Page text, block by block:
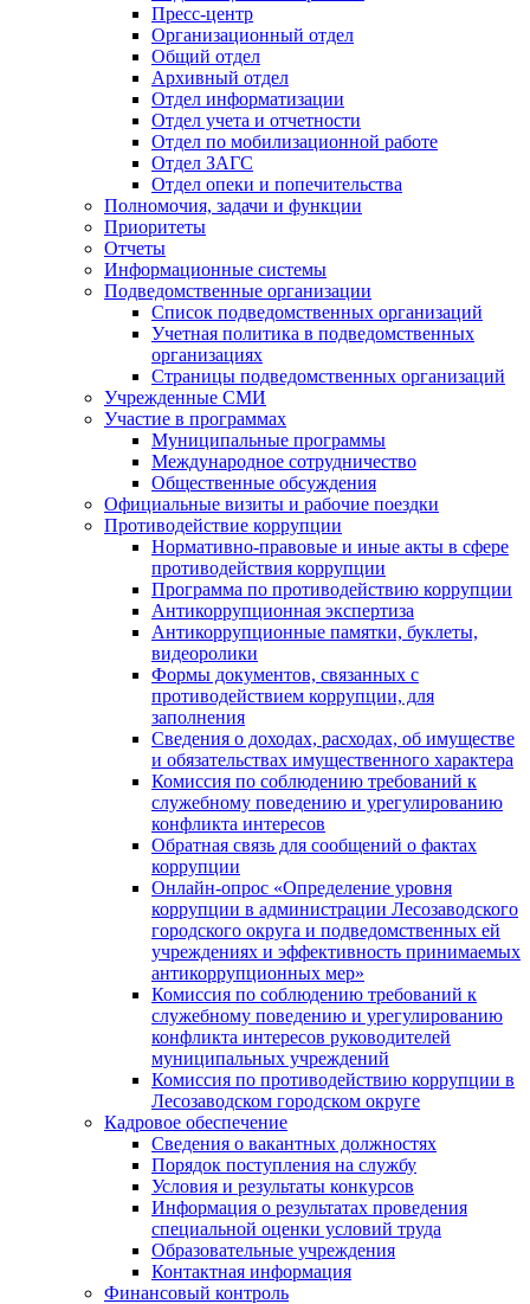
Пресс-центр
Организационный отдел
Общий отдел
Архивный отдел
Отдел информатизации
Отдел учета и отчетности
Отдел по мобилизационной работе
Отдел ЗАГС
Отдел опеки и попечительства
Полномочия, задачи и функции
Приоритеты
Отчеты
Информационные системы
Подведомственные организации
Список подведомственных организаций
Учетная политика в подведомственных
организациях
Страницы подведомственных организаций
Учрежденные СМИ
Участие в программах
Муниципальные программы
Международное сотрудничество
Общественные обсуждения
Официальные визиты и рабочие поездки
Противодействие коррупции
Нормативно-правовые и иные акты в сфере
противодействия коррупции
Программа по противодействию коррупции
Антикоррупционная экспертиза
Антикоррупционные памятки, буклеты,
видеоролики
Формы документов, связанных с
противодействием коррупции, для
заполнения
Сведения о доходах, расходах, об имуществе
и обязательствах имущественного характера
Комиссия по соблюдению требований к
служебному поведению и урегулированию
конфликта интересов
Обратная связь для сообщений о фактах
коррупции
Онлайн-опрос «Определение уровня
коррупции в администрации Лесозаводского
городского округа и подведомственных ей
учреждениях и эффективность принимаемых
антикоррупционных мер»
Комиссия по соблюдению требований к
служебному поведению и урегулированию
конфликта интересов руководителей
муниципальных учреждений
Комиссия по противодействию коррупции в
Лесозаводском городском округе
Кадровое обеспечение
Сведения о вакантных должностях
Порядок поступления на службу
Условия и результаты конкурсов
Информация о результатах проведения
специальной оценки условий труда
Образовательные учреждения
Контактная информация
Финансовый контроль